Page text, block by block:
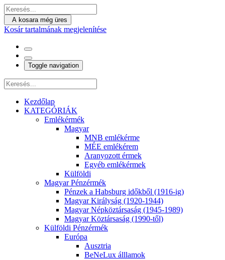
A kosara még üres
Kosár tartalmának megjelenítése
Toggle navigation
Kezdőlap
KATEGÓRIÁK
Emlékérmék
Magyar
MNB emlékérme
MÉE emlékérem
Aranyozott érmek
Egyéb emlékérmek
Külföldi
Magyar Pénzérmék
Pénzek a Habsburg időkből (1916-ig)
Magyar Királyság (1920-1944)
Magyar Népköztársaság (1945-1989)
Magyar Köztársaság (1990-től)
Külföldi Pénzérmék
Európa
Ausztria
BeNeLux álllamok